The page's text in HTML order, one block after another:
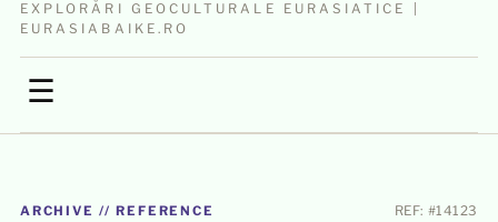
EXPLORĂRI GEOCULTURALE EURASIATICE |
EURASIABAIKE.RO
☰
ARCHIVE // REFERENCE REF: #14123